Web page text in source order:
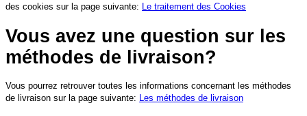
des cookies sur la page suivante: Le traitement des Cookies
Vous avez une question sur les
méthodes de livraison?
Vous pourrez retrouver toutes les informations concernant les méthodes
de livraison sur la page suivante: Les méthodes de livraison